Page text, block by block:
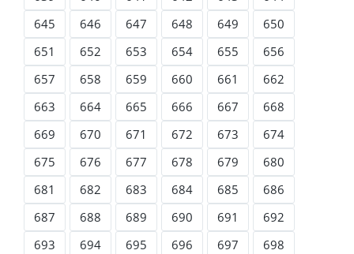
645
646 647 648 649
650
651
652 653 654 655
656
657
658 659 660 661
662
663
664 665 666 667
668
669
670 671 672 673
674
675
676 677 678 679
680
681
682 683 684 685
686
687
688 689 690 691
692
693
694 695 696 697
698